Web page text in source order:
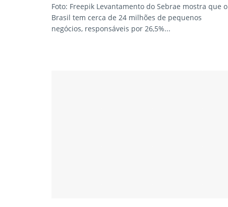
Foto: Freepik Levantamento do Sebrae mostra que o
Brasil tem cerca de 24 milhões de pequenos
negócios, responsáveis por 26,5%...